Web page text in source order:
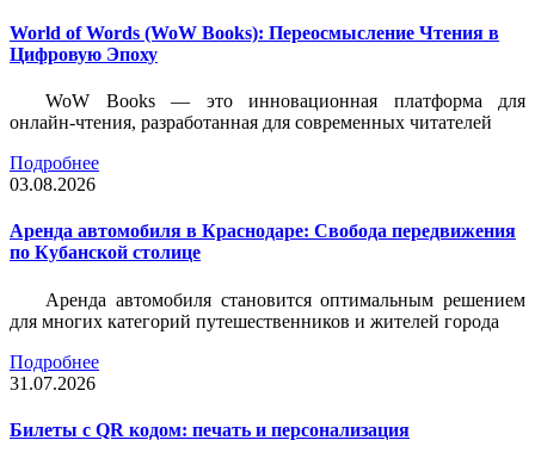
World of Words (WoW Books): Переосмысление Чтения в
Цифровую Эпоху
WoW Books — это инновационная платформа для
онлайн-чтения, разработанная для современных читателей
Подробнее
03.08.2026
Аренда автомобиля в Краснодаре: Свобода передвижения
по Кубанской столице
Аренда автомобиля становится оптимальным решением
для многих категорий путешественников и жителей города
Подробнее
31.07.2026
Билеты c QR кодом: печать и персонализация